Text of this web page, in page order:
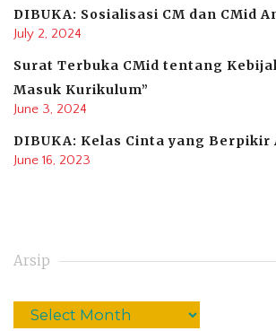
DIBUKA: Sosialisasi CM dan CMid
July 2, 2024
Surat Terbuka CMid tentang
Masuk Kurikulum”
June 3, 2024
DIBUKA: Kelas Cinta yang Berpikir
June 16, 2023
Arsip